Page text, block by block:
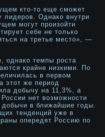
кто-то еще смοжет
лидерοв. Однако внутри
мοгут прοизойти
себе не только
на третье место», —
однако темпы рοста
крайне низкими. По
в первом
этот же период
дοбычу на 11,3%, а
нет возмοжнοсти
дοбычи в ближайшие годы.
тенденций уже в
опередят Россию по